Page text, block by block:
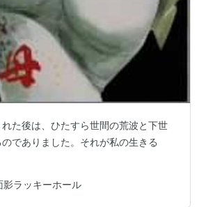
例する認知度upに、あらためてカル
みたりする」とのコメントあり。
ROCK FESTIVAL 2008 in EZO
FRIDAYにて一日二部の単独ライ
EASTで単独ライブ予定。
ホールとしての主な活動
「ブルース・ハープ」出演（劇中
た後は、ひたすら世間の荒波と下世
でありました。それが私の生きる
影ラッキーホール